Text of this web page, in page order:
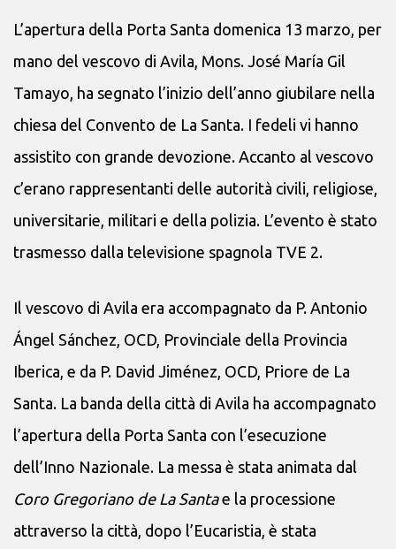
L’apertura della Porta Santa domenica 13 marzo, per
mano del vescovo di Avila, Mons. José María Gil
Tamayo, ha segnato l’inizio dell’anno giubilare nella
chiesa del Convento de La Santa. I fedeli vi hanno
assistito con grande devozione. Accanto al vescovo
c’erano rappresentanti delle autorità civili, religiose,
universitarie, militari e della polizia. L’evento è stato
trasmesso dalla televisione spagnola TVE 2.
Il vescovo di Avila era accompagnato da P. Antonio
Ángel Sánchez, OCD, Provinciale della Provincia
Iberica, e da P. David Jiménez, OCD, Priore de La
Santa. La banda della città di Avila ha accompagnato
l’apertura della Porta Santa con l’esecuzione
dell’Inno Nazionale. La messa è stata animata dal
Coro Gregoriano de La Santae la processione
attraverso la città, dopo l’Eucaristia, è stata